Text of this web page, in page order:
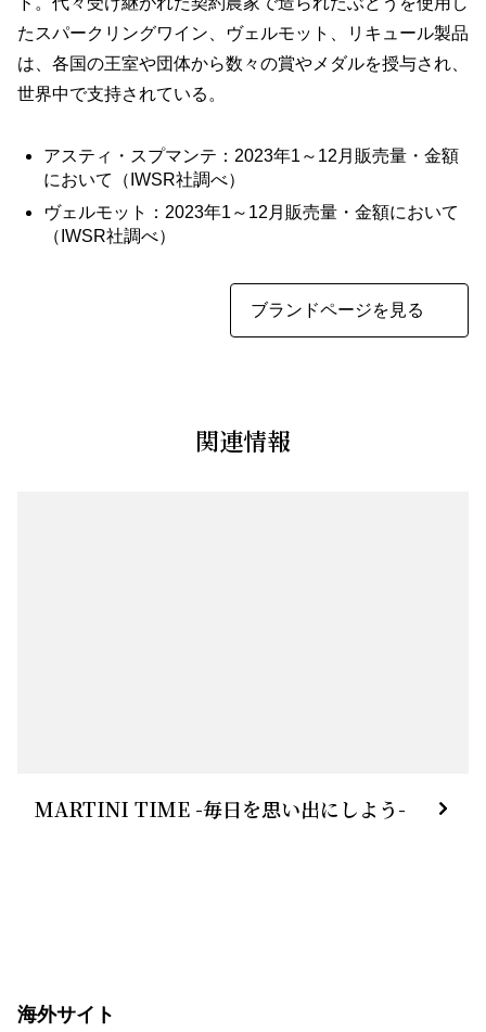
たスパークリングワイン、ヴェルモット、リキュール製品
は、各国の王室や団体から数々の賞やメダルを授与され、
世界中で支持されている。
アスティ・スプマンテ：2023年1～12月販売量・金額
において（IWSR社調べ）
ヴェルモット：2023年1～12月販売量・金額において
（IWSR社調べ）
ブランドページを見る
関連情報
MARTINI TIME -毎日を思い出にしよう-
海外サイト